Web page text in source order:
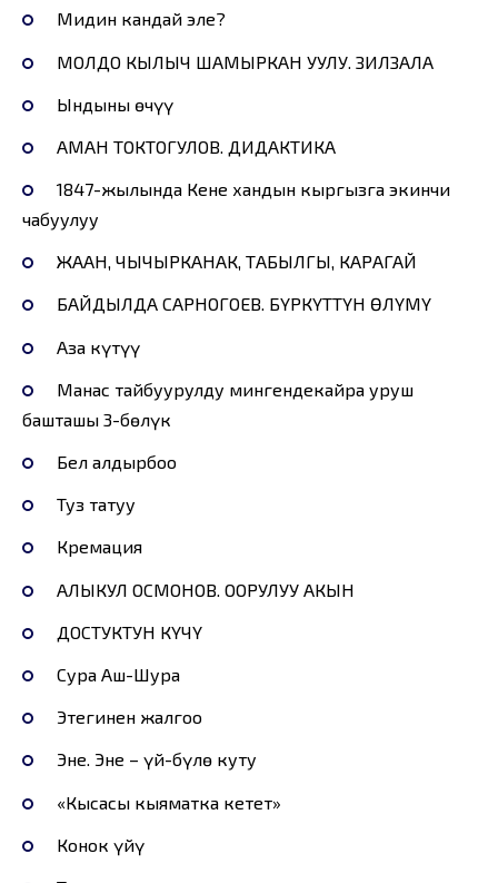
Мидин кандай эле?
МОЛДО КЫЛЫЧ ШАМЫРКАН УУЛУ. ЗИЛЗАЛА
Ындыны өчүү
АМАН ТОКТОГУЛОВ. ДИДАКТИКА
1847-жылында Кене хандын кыргызга экинчи
чабуулуу
ЖААН, ЧЫЧЫРКАНАК, ТАБЫЛГЫ, КАРАГАЙ
БАЙДЫЛДА САРНОГОЕВ. БҮРКҮТТҮН ӨЛҮМҮ
Аза күтүү
Манас тайбуурулду мингендекайра уруш
башташы 3-бөлүк
Бел алдырбоо
Туз татуу
Кремация
АЛЫКУЛ ОСМОНОВ. ООРУЛУУ АКЫН
ДОСТУКТУН КҮЧҮ
Сура Аш-Шура
Этегинен жалгоо
Эне. Эне – үй-бүлө куту
«Кысасы кыяматка кетет»
Конок үйү